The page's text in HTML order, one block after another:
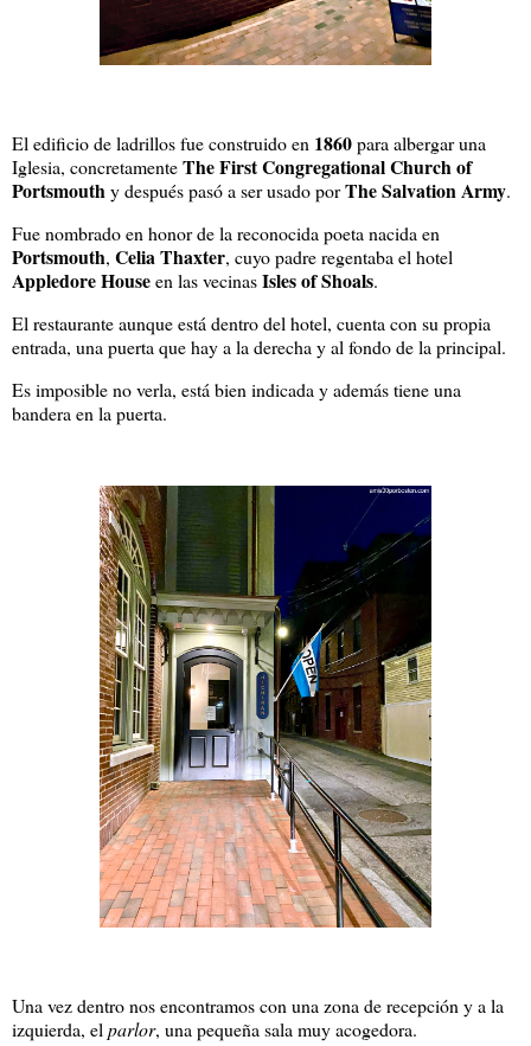
El edificio de ladrillos fue construido en 1860para albergar una
Iglesia, concretamenteThe First Congregational Church of
Portsmouthy después pasó a ser usado porThe Salvation Army.
Fue nombrado en honor de la reconocida poeta nacida en
Portsmouth, Celia Thaxter, cuyo padre regentaba el hotel
Appledore Houseen las vecinasIsles of Shoals.
El restaurante aunque está dentro del hotel, cuenta con su propia
entrada, una puerta que hay a la derecha y al fondo de la principal.
Es imposible no verla, está bien indicada y además tiene una
bandera en la puerta.
Una vez dentro nos encontramos con una zona de recepción y a la
izquierda, el parlor, una pequeña sala muy acogedora.